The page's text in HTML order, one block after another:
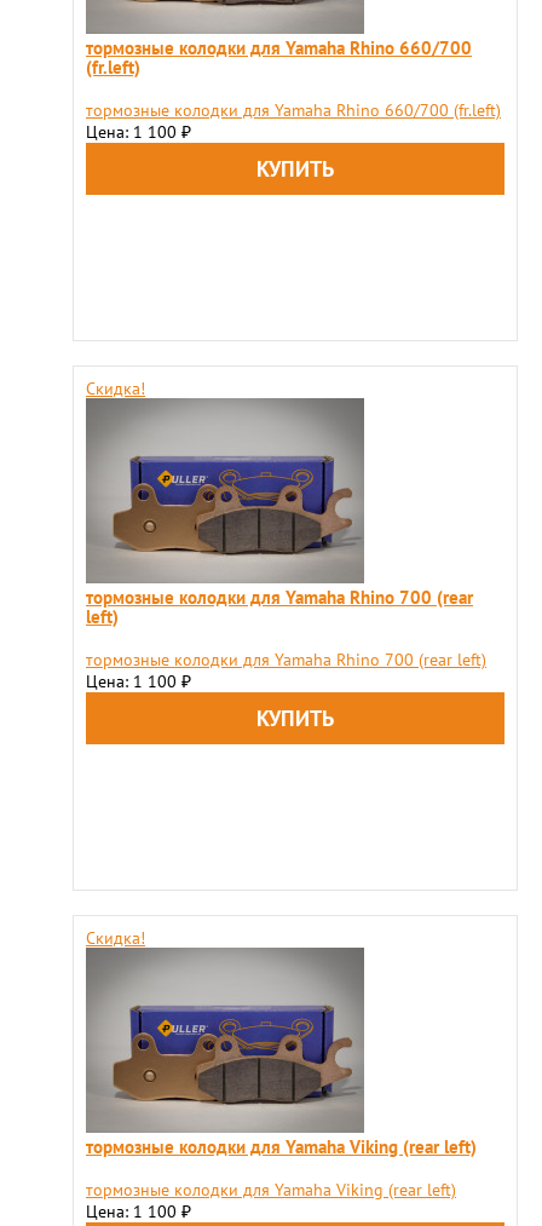
тормозные колодки для Yamaha Rhino 660/700
(fr.left)
тормозные колодки для Yamaha Rhino 660/700 (fr.left)
Цена: 1 100 ₽
Скидка!
тормозные колодки для Yamaha Rhino 700 (rear
left)
тормозные колодки для Yamaha Rhino 700 (rear left)
Цена: 1 100 ₽
Скидка!
тормозные колодки для Yamaha Viking (rear left)
тормозные колодки для Yamaha Viking (rear left)
Цена: 1 100 ₽